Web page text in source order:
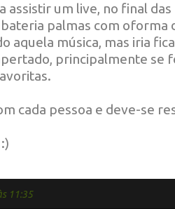
assistir um live, no final
palmas com oforma
aquela música, mas iria
principalmente se
cada pessoa e deve-se
11:35